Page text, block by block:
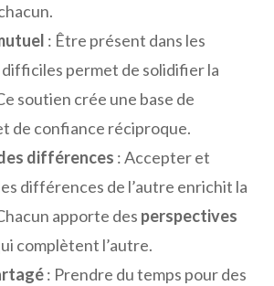
: Être présent dans les
permet de solidifier la
soutien crée une base de
de confiance réciproque.
différences : Accepter et
différences de l’autre enrichit la
apporte des perspectives
complètent l’autre.
: Prendre du temps pour des